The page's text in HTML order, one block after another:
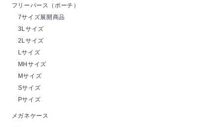
フリーパース（ポーチ）
7サイズ展開商品
3Lサイズ
2Lサイズ
Lサイズ
MHサイズ
Mサイズ
Sサイズ
Pサイズ
メガネケース